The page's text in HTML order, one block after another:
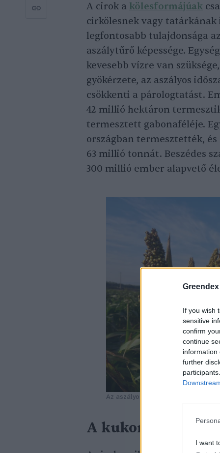
Greendex
If you wish
sensitive
confirm
continue
information
further
I want
A cirok a kölesformájúak
cirkölesnek vagy
legfontosabb tulajdonsága
aszálytűrő képessége.
kevesebb vízre van
gyökérzete, az aszályos
csökkenti a párologtatást.
42 millió hektáron
termesztett gabonaféléje.
országban termesztették,
63 millió tonnát. Beszédes
300 millió ember alapvető
Az aszályos években a cirok lehet a
A kukorica